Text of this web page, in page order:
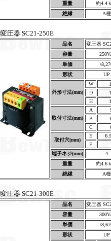
重量
約4.4
絶縁
A種
変圧器 SC21-250E
品名
変圧器
容量
単価
形状
UP
外形寸法(mm)
W
D
H
取付寸法(mm)
A
B
C
取付穴(mm)
E
F
端子ネジ(mm)
4
重量
約4.6
絶縁
A種
変圧器 SC21-300E
品名
変圧器
容量
単価
形状
UP